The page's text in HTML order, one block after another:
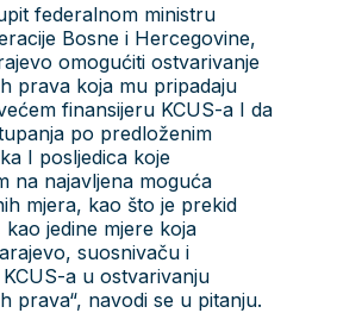
federalnom ministru
Bosne i Hercegovine,
omogućiti ostvarivanje
prava koja mu pripadaju
finansijeru KCUS-a I da
po predloženim
I posljedica koje
na najavljena moguća
mjera, kao što je prekid
jedine mjere koja
suosnivaču i
a u ostvarivanju
prava“, navodi se u pitanju.